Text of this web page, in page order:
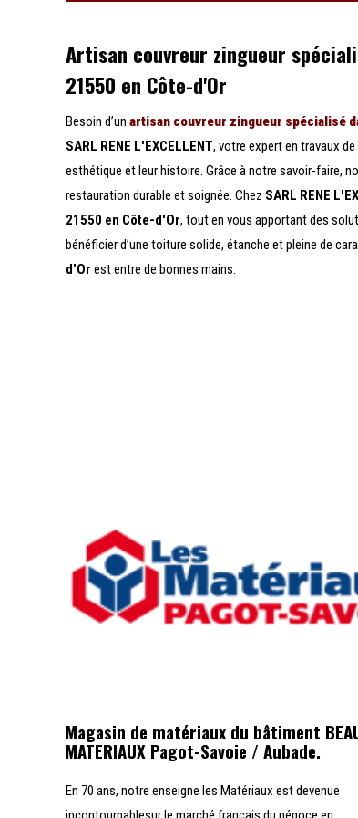
Artisan couvreur zingueur
21550 en Côte-d'Or
Besoin d’un artisan couvreur zingueur spécialisé
SARL RENE L'EXCELLENT, votre expert en travaux
esthétique et leur histoire. Grâce à notre savoir-faire,
restauration durable et soignée. Chez SARL RENE
21550 en Côte-d'Or, tout en vous apportant des
bénéficier d’une toiture solide, étanche et pleine de
d'Or est entre de bonnes mains.
Magasin de matériaux du bâtiment
MATERIAUX Pagot-Savoie / Aubade.
En 70 ans, notre enseigne les Matériaux est devenue